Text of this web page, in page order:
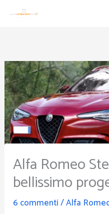
Alfa Romeo
bellissimo
6 commenti/Alfa